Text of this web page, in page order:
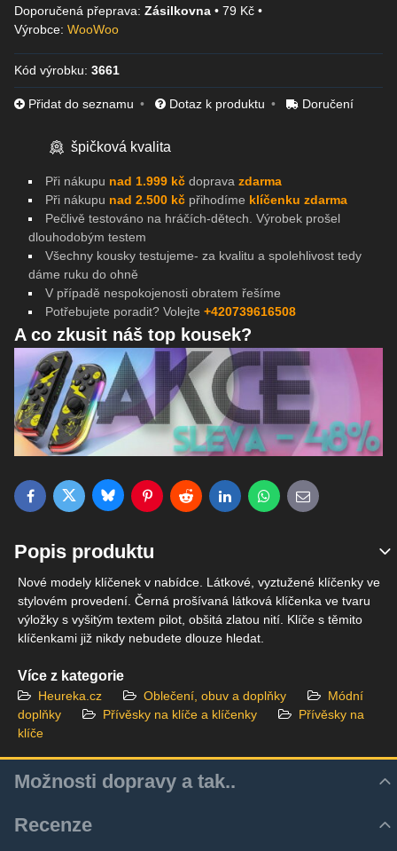
Zásilkovna • 79 Kč •
Výrobce: WooWoo
Kód výrobku: 3661
Přidat do seznamu Dotaz k produktu Doručení
špičková kvalita
Při nákupu nad 1.999 kč doprava zdarma
Při nákupu nad 2.500 kč přihodíme klíčenku zdarma
Pečlivě testováno na hráčích-dětech. Výrobek prošel
dlouhodobým testem
Všechny kousky testujeme- za kvalitu a spolehlivost tedy
dáme ruku do ohně
V případě nespokojenosti obratem řešíme
Potřebujete poradit? Volejte +420739616508
A co zkusit náš top kousek?
FacebookTwitterBlueskyPinterestRedditLinkedInWhatsApp
E-mail
Popis produktu
Nové modely klíčenek v nabídce. Látkové, vyztužené klíčenky ve
stylovém provedení. Černá prošívaná látková klíčenka ve tvaru
výložky s vyšitým textem pilot, obšitá zlatou nití. Klíče s těmito
klíčenkami již nikdy nebudete dlouze hledat.
Více z kategorie
Heureka.cz Oblečení, obuv a doplňky
Módní
doplňky
Přívěsky na klíče a klíčenky
Přívěsky na
klíče
Možnosti dopravy a tak..
Recenze